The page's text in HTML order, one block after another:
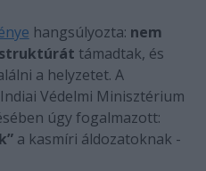
hangsúlyozta: nem
támadtak, és
a helyzetet. A
Védelmi Minisztérium
úgy fogalmazott:
a kasmíri áldozatoknak -